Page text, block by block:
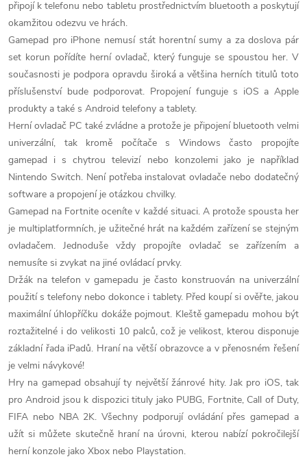
á
d
a
c
í
p
r
v
k
y
v
ý
p
i
s
u
připojí k telefonu nebo tabletu prostřednictvím bluetooth a poskytují
okamžitou odezvu ve hrách.
Gamepad pro iPhone nemusí stát horentní sumy a za doslova pár
set korun pořídíte herní ovladač, který funguje se spoustou her. V
současnosti je podpora opravdu široká a většina herních titulů toto
příslušenství bude podporovat. Propojení funguje s iOS a Apple
produkty a také s Android telefony a tablety.
Herní ovladač PC také zvládne a protože je připojení bluetooth velmi
univerzální, tak kromě počítače s Windows často propojíte
gamepad i s chytrou televizí nebo konzolemi jako je například
Nintendo Switch. Není potřeba instalovat ovladače nebo dodatečný
software a propojení je otázkou chvilky.
Gamepad na Fortnite oceníte v každé situaci. A protože spousta her
je multiplatformních, je užitečné hrát na každém zařízení se stejným
ovladačem. Jednoduše vždy propojíte ovladač se zařízením a
nemusíte si zvykat na jiné ovládací prvky.
Držák na telefon v gamepadu je často konstruován na univerzální
použití s telefony nebo dokonce i tablety. Před koupí si ověřte, jakou
maximální úhlopříčku dokáže pojmout. Kleště gamepadu mohou být
roztažitelné i do velikosti 10 palců, což je velikost, kterou disponuje
základní řada iPadů. Hraní na větší obrazovce a v přenosném řešení
je velmi návykové!
Hry na gamepad obsahují ty největší žánrové hity. Jak pro iOS, tak
pro Android jsou k dispozici tituly jako PUBG, Fortnite, Call of Duty,
FIFA nebo NBA 2K. Všechny podporují ovládání přes gamepad a
užít si můžete skutečně hraní na úrovni, kterou nabízí pokročilejší
herní konzole jako Xbox nebo Playstation.